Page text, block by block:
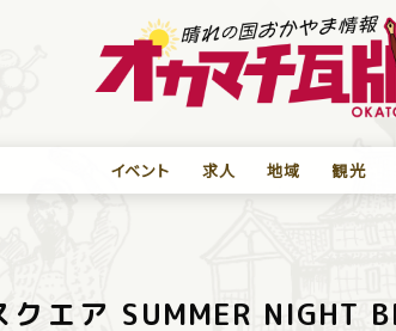
イベント 求人 地域 観光
エア SUMMER NIGHT